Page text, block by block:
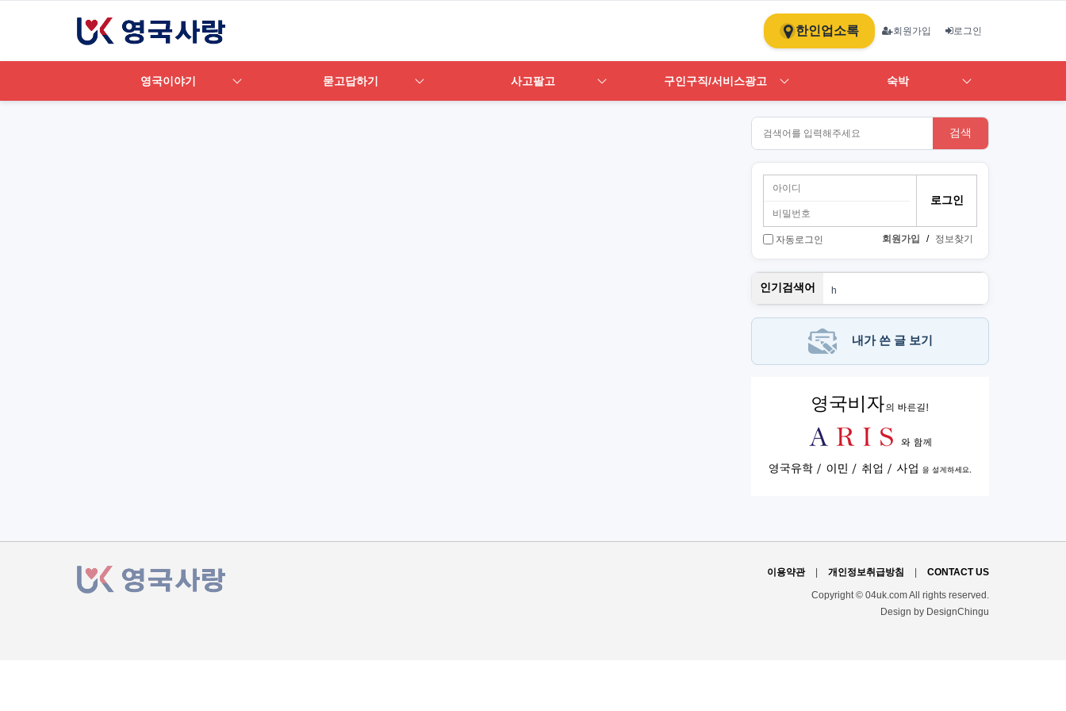
한인업소록 회원가입 로그인
영국이야기 묻고답하기 사고팔고 구인구직/서비스광고 숙박
검색
자동로그인 회원가입 / 정보찾기
인기검색어
h
1
PT
단기
내가 쓴 글 보기
이용약관 개인정보취급방침 CONTACT US
Copyright © 04uk.com All rights reserved.
Design by DesignChingu